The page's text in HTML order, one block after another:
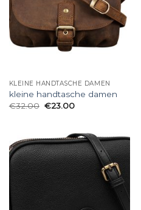
KLEINE HANDTASCHE DAMEN
kleine handtasche damen
€32.00 €23.00